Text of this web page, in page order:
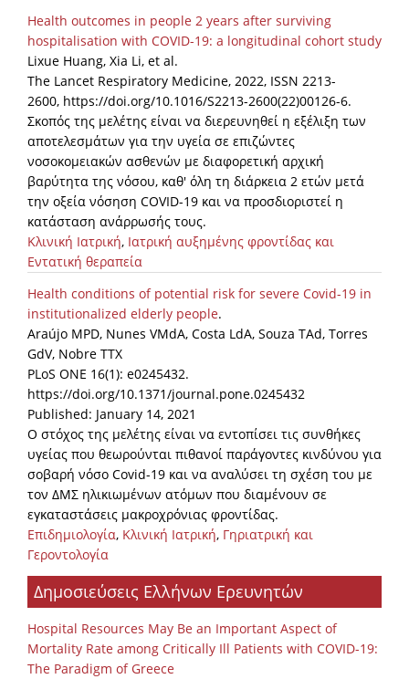
Health outcomes in people 2 years after surviving
hospitalisation with COVID-19: a longitudinal cohort study
Lixue Huang, Xia Li, et al.
The Lancet Respiratory Medicine, 2022, ISSN 2213-
2600, https://doi.org/10.1016/S2213-2600(22)00126-6.
Σκοπός της μελέτης είναι να διερευνηθεί η εξέλιξη των
αποτελεσμάτων για την υγεία σε επιζώντες
νοσοκομειακών ασθενών με διαφορετική αρχική
βαρύτητα της νόσου, καθ' όλη τη διάρκεια 2 ετών μετά
την οξεία νόσηση COVID-19 και να προσδιοριστεί η
κατάσταση ανάρρωσής τους.
Κλινική Ιατρική, Ιατρική αυξημένης φροντίδας και
Εντατική θεραπεία
Health conditions of potential risk for severe Covid-19 in
institutionalized elderly people.
Araújo MPD, Nunes VMdA, Costa LdA, Souza TAd, Torres
GdV, Nobre TTX
PLoS ONE 16(1): e0245432.
https://doi.org/10.1371/journal.pone.0245432
Published: January 14, 2021
Ο στόχος της μελέτης είναι να εντοπίσει τις συνθήκες
υγείας που θεωρούνται πιθανοί παράγοντες κινδύνου για
σοβαρή νόσο Covid-19 και να αναλύσει τη σχέση του με
τον ΔΜΣ ηλικιωμένων ατόμων που διαμένουν σε
εγκαταστάσεις μακροχρόνιας φροντίδας.
Επιδημιολογία, Κλινική Ιατρική, Γηριατρική και
Γεροντολογία
Δημοσιεύσεις Ελλήνων Ερευνητών
Hospital Resources May Be an Important Aspect of
Mortality Rate among Critically Ill Patients with COVID-19:
The Paradigm of Greece